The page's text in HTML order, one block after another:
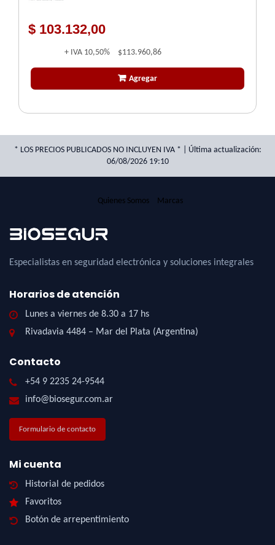
$ 103.132,00
+ IVA 10,50% $113.960,86
Agregar
* LOS PRECIOS PUBLICADOS NO INCLUYEN IVA * | Última actualización:
06/08/2026 19:10
Quienes Somos Marcas
Especialistas en seguridad electrónica y soluciones integrales
Horarios de atención
Lunes a viernes de 8.30 a 17 hs
Rivadavia 4484 – Mar del Plata (Argentina)
Contacto
+54 9 2235 24-9544
info@biosegur.com.ar
Formulario de contacto
Mi cuenta
Historial de pedidos
Favoritos
Botón de arrepentimiento